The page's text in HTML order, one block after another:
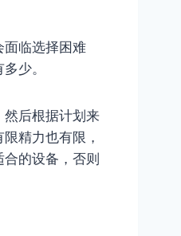
面临选择困难
少。
然后根据计划来
精力也有限，
的设备，否则